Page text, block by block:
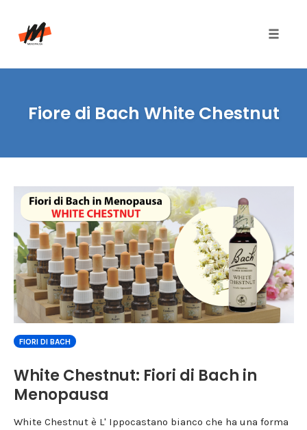
contentFiore di Bach White Chestnut
FIORI DI BACH
White Chestnut: Fiori di Bach in
Menopausa
White Chestnut è L' Ippocastano bianco che ha una forma